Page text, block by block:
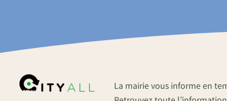
La mairie vous informe en